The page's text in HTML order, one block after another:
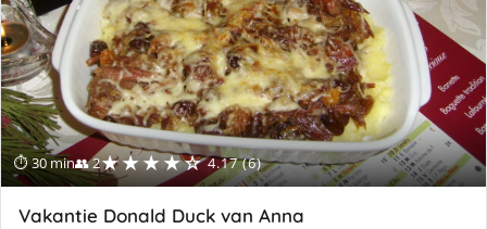
⏱ 30 min👥 2★★★★☆ 4.17 (6)
Vakantie Donald Duck van Anna